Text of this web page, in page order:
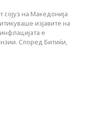
на Македонија
изјавите на
е
Според Битиќи,